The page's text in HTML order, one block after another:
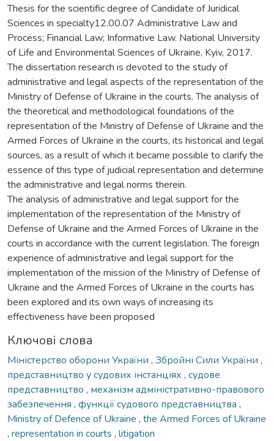
Thesis for the scientific degree of Candidate of Juridical
Sciences in specialty12.00.07 Administrative Law and
Process; Financial Law; Informative Law. National University
of Life and Environmental Sciences of Ukraine, Kyiv, 2017.
The dissertation research is devoted to the study of
administrative and legal aspects of the representation of the
Ministry of Defense of Ukraine in the courts. The analysis of
the theoretical and methodological foundations of the
representation of the Ministry of Defense of Ukraine and the
Armed Forces of Ukraine in the courts, its historical and legal
sources, as a result of which it became possible to clarify the
essence of this type of judicial representation and determine
the administrative and legal norms therein.
The analysis of administrative and legal support for the
implementation of the representation of the Ministry of
Defense of Ukraine and the Armed Forces of Ukraine in the
courts in accordance with the current legislation. The foreign
experience of administrative and legal support for the
implementation of the mission of the Ministry of Defense of
Ukraine and the Armed Forces of Ukraine in the courts has
been explored and its own ways of increasing its
effectiveness have been proposed
Ключові слова
Міністерство оборони України , Збройні Сили України ,
представництво у судових інстанціях , судове
представництво , механізм адміністративно-правового
забезпечення , функції судового представництва ,
Ministry of Defence of Ukraine , the Armed Forces of Ukraine
, representation in courts , litigation